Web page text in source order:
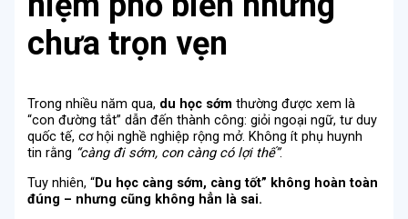
chưa trọn vẹn
Trong nhiều năm qua, du học sớm thường được xem là
“con đường tắt” dẫn đến thành công: giỏi ngoại ngữ, tư duy
quốc tế, cơ hội nghề nghiệp rộng mở. Không ít phụ huynh
tin rằng “càng đi sớm, con càng có lợi thế”.
Tuy nhiên, “Du học càng sớm, càng tốt” không hoàn toàn
đúng – nhưng cũng không hẳn là sai.